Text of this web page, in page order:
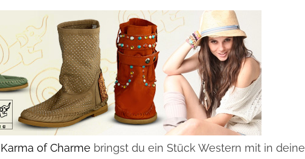
Karma of Charme bringst du ein Stück Western mit in deine